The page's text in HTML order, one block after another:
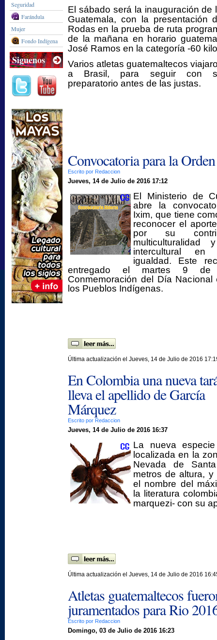
El sábado será la inauguración de
Guatemala, con la presentación
Rodas en la prueba de ruta
de la mañana en horario
José Ramos en la categoría -60
Varios atletas guatemaltecos
a Brasil, para seguir con su
preparatorio antes de las justas.
Convocatoria para la
Escrito por Redaccion
Jueves, 14 de Julio de 2016 17:12
El Ministerio de
abre la
Ixim, que tiene
reconocer el
por su
multiculturalidad
intercultural en
igualdad. Este
entregado el martes 9
Conmemoración del Día Nacional
los Pueblos Indígenas.
Última actualización el Jueves, 14 de Julio de 2016
En Colombia una nueva
lleva el apellido de García
Márquez
Escrito por Redaccion
Jueves, 14 de Julio de 2016 16:37
La nueva
localizada en la
Nevada de
metros de altura,
el nombre del
la literatura
marquezi- con su
Última actualización el Jueves, 14 de Julio de 2016
Atletas guatemaltecos
juramentados para Rio
Escrito por Redaccion
Domingo, 03 de Julio de 2016 16:23
Seguridad
Farándula
Mujer
Fondo Indígena
Siguenos